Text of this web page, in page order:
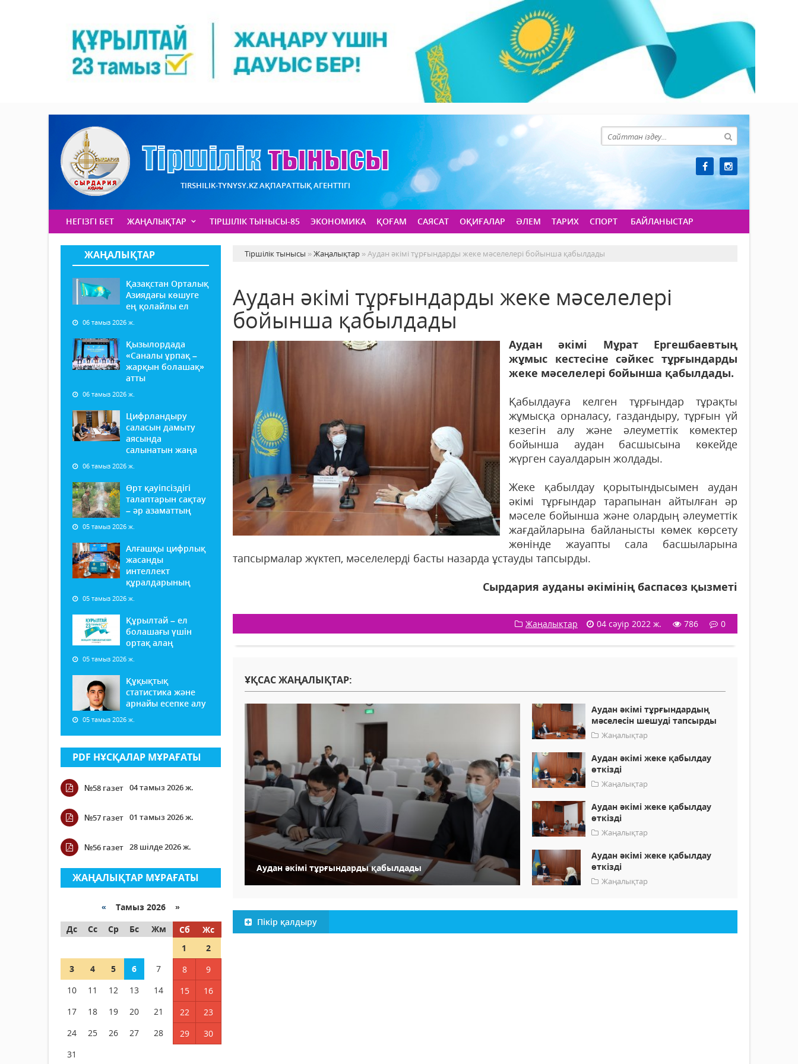
TIRSHILIK-TYNYSY.KZ АҚПАРАТТЫҚ АГЕНТТІГІ
НЕГІЗГІ БЕТ ЖАҢАЛЫҚТАР ТІРШІЛІК ТЫНЫСЫ-85 ЭКОНОМИКА ҚОҒАМ САЯСАТ ОҚИҒАЛАР ӘЛЕМ ТАРИХ СПОРТ БАЙЛАНЫСТАР
ЖАҢАЛЫҚТАР
Қазақстан Орталық
Азиядағы көшуге
ең қолайлы ел
06 тамыз 2026 ж.
Қызылордада
«Саналы ұрпақ –
жарқын болашақ»
атты
06 тамыз 2026 ж.
Цифрландыру
саласын дамыту
аясында
салынатын жаңа
06 тамыз 2026 ж.
Өрт қауіпсіздігі
талаптарын сақтау
– әр азаматтың
05 тамыз 2026 ж.
Алғашқы цифрлық
жасанды
интеллект
құралдарының
05 тамыз 2026 ж.
Құрылтай – ел
болашағы үшін
ортақ алаң
05 тамыз 2026 ж.
Құқықтық
статистика және
арнайы есепке алу
05 тамыз 2026 ж.
PDF НҰСҚАЛАР МҰРАҒАТЫ
№58 газет 04 тамыз 2026 ж.
№57 газет 01 тамыз 2026 ж.
№56 газет 28 шілде 2026 ж.
ЖАҢАЛЫҚТАР МҰРАҒАТЫ
« Тамыз 2026 »
Дс
Сс Ср Бс Жм Сб
Жс
1
2
3
4 5 6 7 8
9
10
11 12 13 14 15
16
17
18 19 20 21 22
23
24
25 26 27 28 29
30
31
Тіршілік тынысы »Жаңалықтар » Аудан әкімі тұрғындарды жеке мәселелері бойынша қабылдады
Аудан әкімі тұрғындарды жеке мәселелері
бойынша қабылдады
Аудан әкімі Мұрат Ергешбаевтың
жұмыс кестесіне сәйкес тұрғындарды
жеке мәселелері бойынша қабылдады.
Қабылдауға келген тұрғындар тұрақты
жұмысқа орналасу, газдандыру, тұрғын үй
кезегін алу және әлеуметтік көмектер
бойынша аудан басшысына көкейде
жүрген сауалдарын жолдады.
Жеке қабылдау қорытындысымен аудан
әкімі тұрғындар тарапынан айтылған әр
мәселе бойынша және олардың әлеуметтік
жағдайларына байланысты көмек көрсету
жөнінде жауапты сала басшыларына
тапсырмалар жүктеп, мәселелерді басты назарда ұстауды тапсырды.
Сырдария ауданы әкімінің баспасөз қызметі
Жаңалықтар 04 сәуір 2022 ж. 786 0
ҰҚСАС ЖАҢАЛЫҚТАР:
Аудан әкімі тұрғындарды қабылдады
Аудан әкімі тұрғындардың
мәселесін шешуді тапсырды
Жаңалықтар
Аудан әкімі жеке қабылдау
өткізді
Жаңалықтар
Аудан әкімі жеке қабылдау
өткізді
Жаңалықтар
Аудан әкімі жеке қабылдау
өткізді
Жаңалықтар
Пікір қалдыру